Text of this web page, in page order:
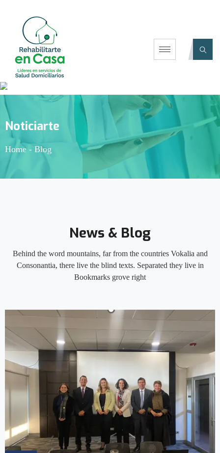
Noticiarte
Home - Blog
News & Blog
Behind the word mountains, far from the countries Vokalia and
Consonantia, there live the blind texts. Separated they live in
Bookmarks grove right